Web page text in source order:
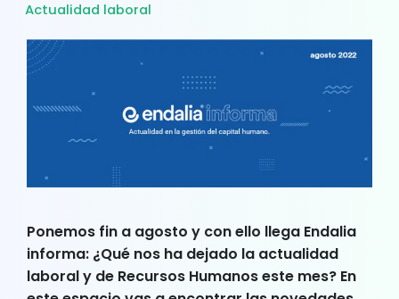
Actualidad laboral
Ponemos fin a agosto y con ello llega Endalia
informa: ¿Qué nos ha dejado la actualidad
laboral y de Recursos Humanos este mes? En